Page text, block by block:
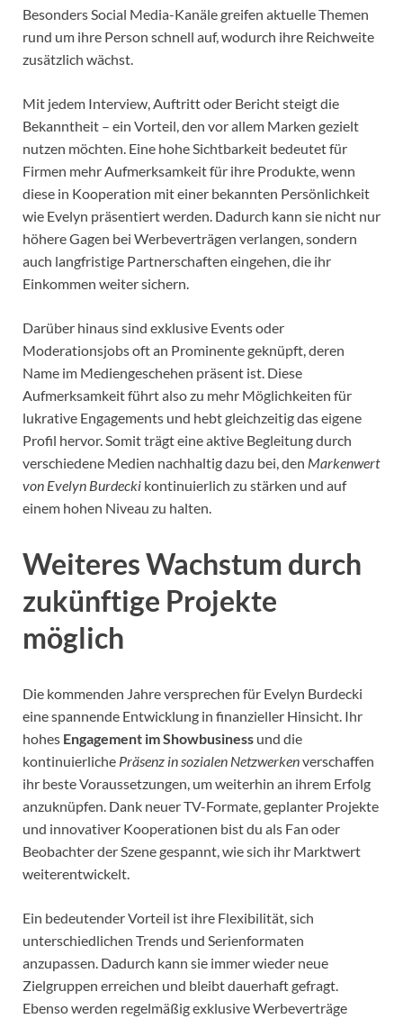
Besonders Social Media-Kanäle greifen aktuelle Themen
rund um ihre Person schnell auf, wodurch ihre Reichweite
zusätzlich wächst.
Mit jedem Interview, Auftritt oder Bericht steigt die
Bekanntheit – ein Vorteil, den vor allem Marken gezielt
nutzen möchten. Eine hohe Sichtbarkeit bedeutet für
Firmen mehr Aufmerksamkeit für ihre Produkte, wenn
diese in Kooperation mit einer bekannten Persönlichkeit
wie Evelyn präsentiert werden. Dadurch kann sie nicht nur
höhere Gagen bei Werbeverträgen verlangen, sondern
auch langfristige Partnerschaften eingehen, die ihr
Einkommen weiter sichern.
Darüber hinaus sind exklusive Events oder
Moderationsjobs oft an Prominente geknüpft, deren
Name im Mediengeschehen präsent ist. Diese
Aufmerksamkeit führt also zu mehr Möglichkeiten für
lukrative Engagements und hebt gleichzeitig das eigene
Profil hervor. Somit trägt eine aktive Begleitung durch
verschiedene Medien nachhaltig dazu bei, den Markenwert
von Evelyn Burdecki kontinuierlich zu stärken und auf
einem hohen Niveau zu halten.
Weiteres Wachstum durch
zukünftige Projekte
möglich
Die kommenden Jahre versprechen für Evelyn Burdecki
eine spannende Entwicklung in finanzieller Hinsicht. Ihr
hohes Engagement im Showbusiness und die
kontinuierliche Präsenz in sozialen Netzwerkenverschaffen
ihr beste Voraussetzungen, um weiterhin an ihrem Erfolg
anzuknüpfen. Dank neuer TV-Formate, geplanter Projekte
und innovativer Kooperationen bist du als Fan oder
Beobachter der Szene gespannt, wie sich ihr Marktwert
weiterentwickelt.
Ein bedeutender Vorteil ist ihre Flexibilität, sich
unterschiedlichen Trends und Serienformaten
anzupassen. Dadurch kann sie immer wieder neue
Zielgruppen erreichen und bleibt dauerhaft gefragt.
Ebenso werden regelmäßig exklusive Werbeverträge